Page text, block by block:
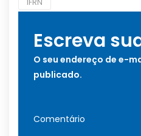
Escreva
O seu endereço de e-
publicado.
Comentário